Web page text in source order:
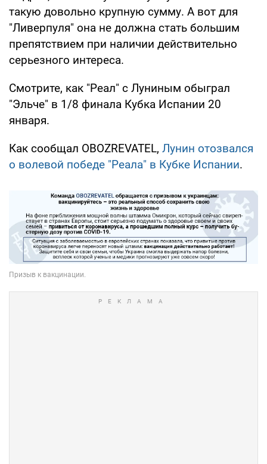
такую довольно крупную сумму. А вот для
"Ливерпуля" она не должна стать большим
препятствием при наличии действительно
серьезного интереса.
Смотрите, как "Реал" с Луниным обыграл
"Эльче" в 1/8 финала Кубка Испании 20
января.
Как сообщал OBOZREVATEL, Лунин отозвался
о волевой победе "Реала" в Кубке Испании.